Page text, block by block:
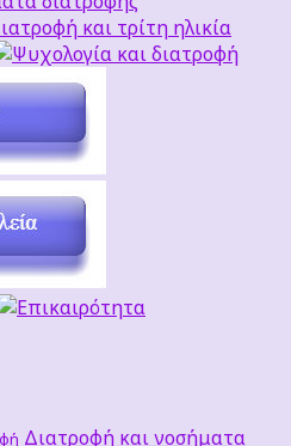
Διατροφή και νοσήματα